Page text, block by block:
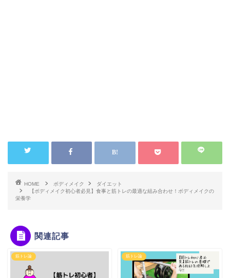
HOME ボディメイク
ダイエット
【ボディメイク初心者必見】食事と筋トレの最適な組み合わせ！ボディメイクの
栄養学
関連記事
筋トレ論 筋トレ論